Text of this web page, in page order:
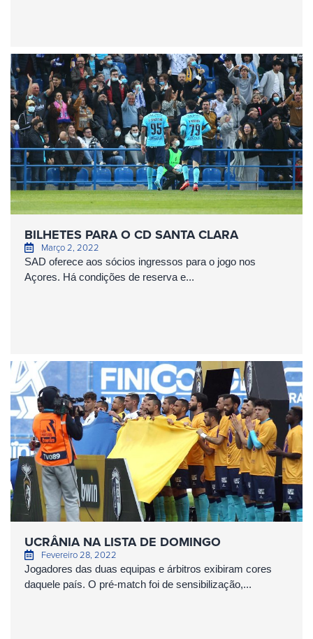
BILHETES PARA O CD SANTA CLARA
Março 2, 2022
SAD oferece aos sócios ingressos para o jogo nos
Açores. Há condições de reserva e...
UCRÂNIA NA LISTA DE DOMINGO
Fevereiro 28, 2022
Jogadores das duas equipas e árbitros exibiram cores
daquele país. O pré-match foi de sensibilização,...